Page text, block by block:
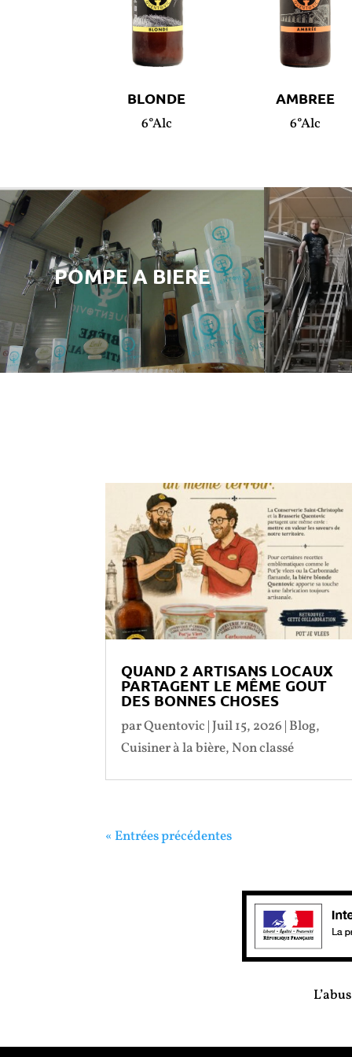
BLONDE
6°Alc
AMBREE
6°Alc
POMPE A BIERE
QUAND 2 ARTISANS LOCAUX
PARTAGENT LE MÊME GOUT
DES BONNES CHOSES
parQuentovic |Juil 15, 2026 | Blog,
Cuisiner à la bière, Non classé
« Entrées précédentes